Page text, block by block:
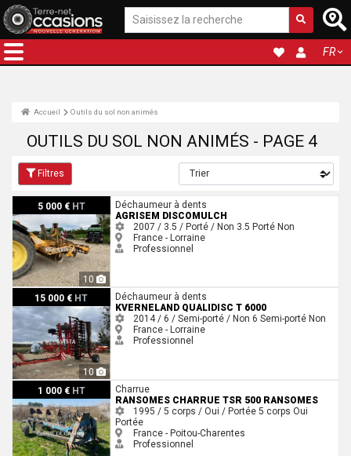
FR
Accueil Outils du sol non animés
OUTILS DU SOL NON ANIMÉS - PAGE 4
Filtres
5 000 € HT
10
Agrisem Discomulch
Déchaumeur à dents
AGRISEM DISCOMULCH
2007 / 3.5 / Porté / Non 3.5 Porté Non
France - Lorraine
Professionnel
15 000 € HT
10
Kverneland QUALIDISC T 6000Déchaumeur à dents
KVERNELAND QUALIDISC T 6000
2014 / 6 / Semi-porté / Non 6 Semi-porté Non
France - Lorraine
Professionnel
1 000 € HT
Ransomes Charrue TSR 500 Ransomes
Charrue
RANSOMES CHARRUE TSR 500 RANSOMES
1995 / 5 corps / Oui / Portée 5 corps Oui
Portée
France - Poitou-Charentes
Professionnel